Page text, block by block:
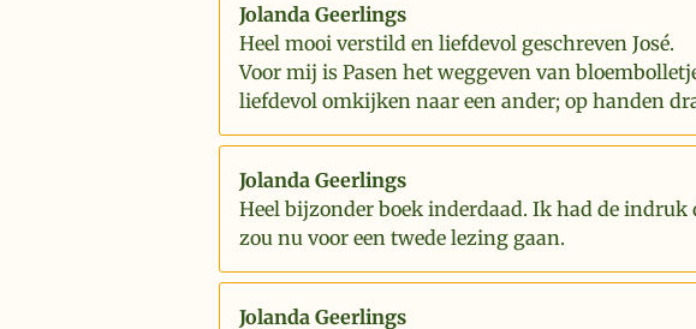
Jolanda Geerlings
Heel mooi verstild en liefdevol geschreven José.
Voor mij is Pasen het weggeven van
liefdevol omkijken naar een ander; op handen
Jolanda Geerlings
Heel bijzonder boek inderdaad. Ik had de
zou nu voor een twede lezing gaan.
Jolanda Geerlings